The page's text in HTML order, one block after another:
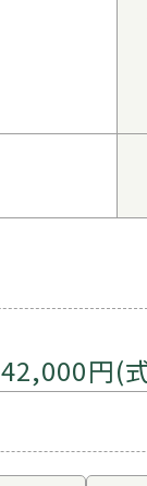
円(